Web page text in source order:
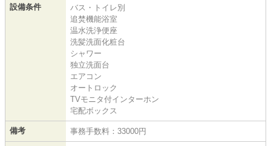
設備条件
バス・トイレ別
追焚機能浴室
温水洗浄便座
洗髪洗面化粧台
シャワー
独立洗面台
エアコン
オートロック
TVモニタ付インターホン
宅配ボックス
備考 事務手数料：33000円